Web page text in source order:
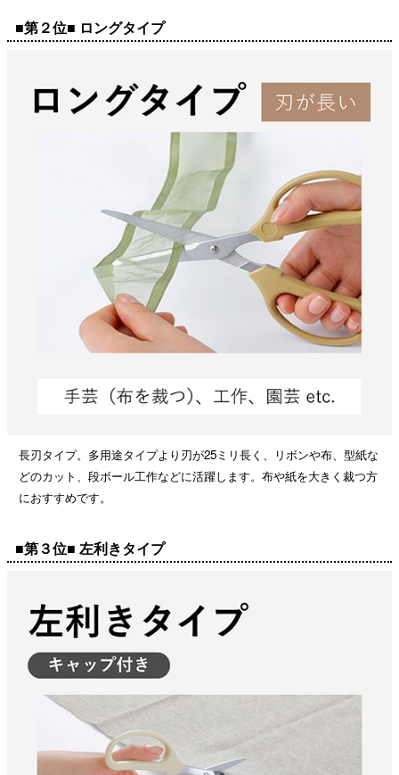
■第２位■ ロングタイプ
長刃タイプ。多用途タイプより刃が25ミリ長く、リボンや布、型紙な
どのカット、段ボール工作などに活躍します。布や紙を大きく裁つ方
におすすめです。
■第３位■ 左利きタイプ